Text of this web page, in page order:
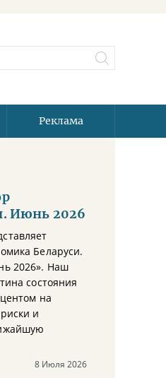
Реклама
Июнь 2026
Беларуси.
2026». Наш
состояния
на
и
8 Июля 2026